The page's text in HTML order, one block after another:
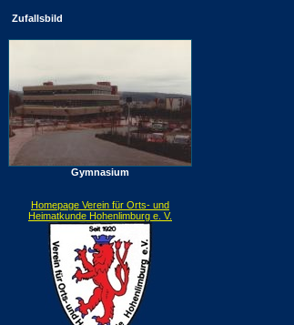
Zufallsbild
Gymnasium
Homepage Verein für Orts- und
Heimatkunde Hohenlimburg e. V.